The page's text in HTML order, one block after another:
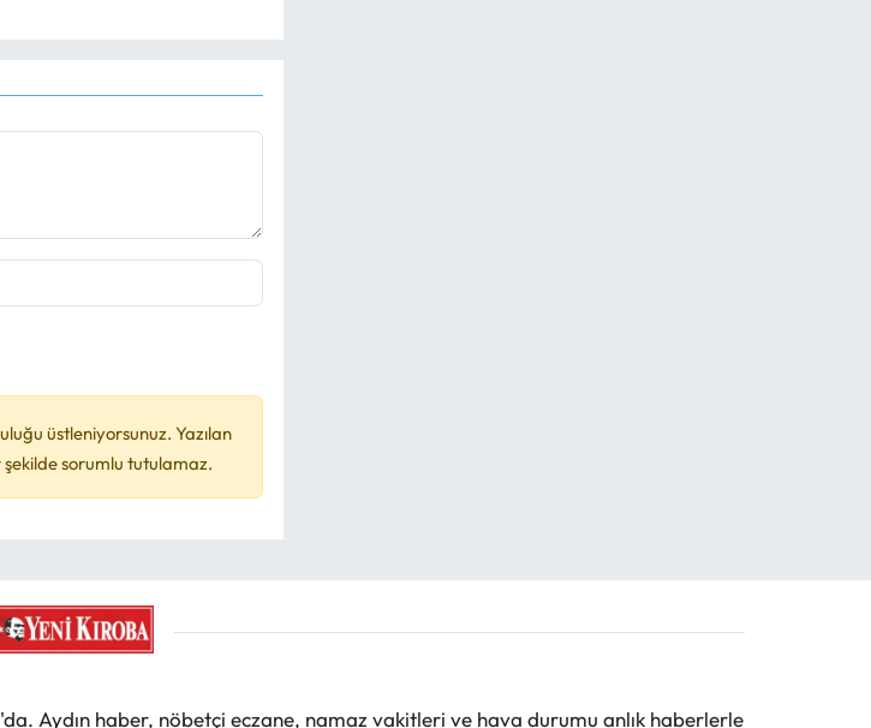
üstleniyorsunuz. Yazılan
şekilde sorumlu tutulamaz.
Aydın haber, nöbetçi eczane, namaz vakitleri ve hava durumu anlık haberlerle